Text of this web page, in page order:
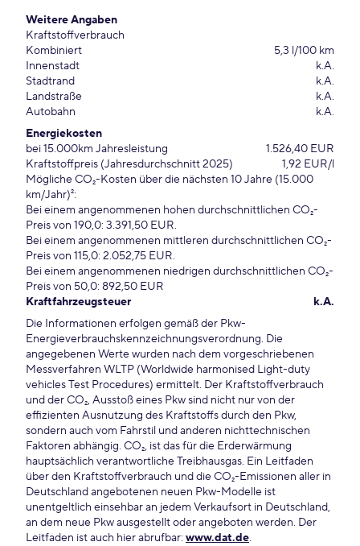
Weitere Angaben
Kraftstoffverbrauch
Kombiniert
5,3 l/100 km
Innenstadt
k.A.
Stadtrand
k.A.
Landstraße
k.A.
Autobahn
k.A.
Energiekosten
bei 15.000km Jahresleistung
1.526,40 EUR
Kraftstoffpreis (Jahresdurchschnitt 2025)
1,92 EUR/l
Mögliche CO₂-Kosten über die nächsten 10 Jahre (15.000
km/Jahr)²:
Bei einem angenommenen hohen durchschnittlichen CO₂-
Preis von 190,0: 3.391,50 EUR.
Bei einem angenommenen mittleren durchschnittlichen CO₂-
Preis von 115,0: 2.052,75 EUR.
Bei einem angenommenen niedrigen durchschnittlichen CO₂-
Preis von 50,0: 892,50 EUR
Kraftfahrzeugsteuer
k.A.
Die Informationen erfolgen gemäß der Pkw-
Energieverbrauchskennzeichnungsverordnung. Die
angegebenen Werte wurden nach dem vorgeschriebenen
Messverfahren WLTP (Worldwide harmonised Light-duty
vehicles Test Procedures) ermittelt. Der Kraftstoffverbrauch
und der CO₂, Ausstoß eines Pkw sind nicht nur von der
effizienten Ausnutzung des Kraftstoffs durch den Pkw,
sondern auch vom Fahrstil und anderen nichttechnischen
Faktoren abhängig. CO₂, ist das für die Erderwärmung
hauptsächlich verantwortliche Treibhausgas. Ein Leitfaden
über den Kraftstoffverbrauch und die CO₂-Emissionen aller in
Deutschland angebotenen neuen Pkw-Modelle ist
unentgeltlich einsehbar an jedem Verkaufsort in Deutschland,
an dem neue Pkw ausgestellt oder angeboten werden. Der
Leitfaden ist auch hier abrufbar: www.dat.de.